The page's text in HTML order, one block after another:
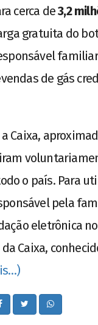
cerca de3,2
gratuita do
de gás
a Caixa,
o país. Para
pela
eletrônica
Caixa,